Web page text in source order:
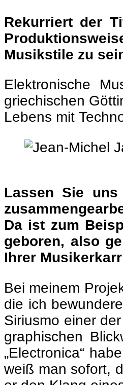
Rekurriert der
Musikstile zu
Elektronische
griechischen
Lebens mit
Lassen Sie
Da ist zum
geboren, also
Ihrer
Bei meinem
die ich
Siriusmo einer
graphischen
„Electronica“
weiß man sofort,